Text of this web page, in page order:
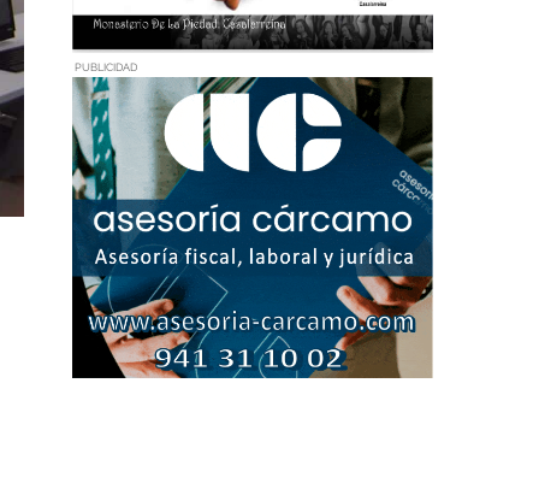
PUBLICIDAD